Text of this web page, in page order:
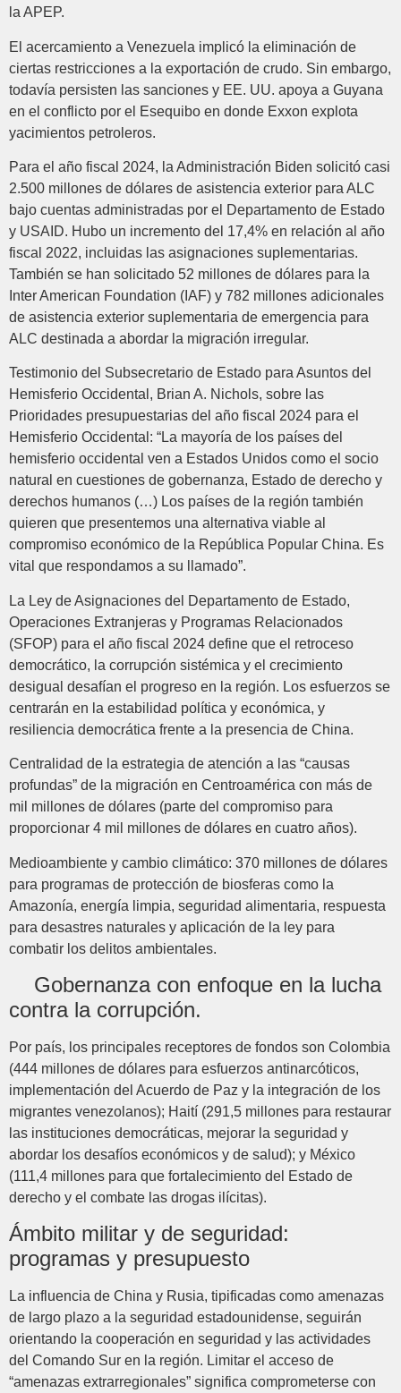
la APEP.
El acercamiento a Venezuela implicó la eliminación de
ciertas restricciones a la exportación de crudo. Sin embargo,
todavía persisten las sanciones y EE. UU. apoya a Guyana
en el conflicto por el Esequibo en donde Exxon explota
yacimientos petroleros.
Para el año fiscal 2024, la Administración Biden solicitó casi
2.500 millones de dólares de asistencia exterior para ALC
bajo cuentas administradas por el Departamento de Estado
y USAID. Hubo un incremento del 17,4% en relación al año
fiscal 2022, incluidas las asignaciones suplementarias.
También se han solicitado 52 millones de dólares para la
Inter American Foundation (IAF) y 782 millones adicionales
de asistencia exterior suplementaria de emergencia para
ALC destinada a abordar la migración irregular.
Testimonio del Subsecretario de Estado para Asuntos del
Hemisferio Occidental, Brian A. Nichols, sobre las
Prioridades presupuestarias del año fiscal 2024 para el
Hemisferio Occidental: “La mayoría de los países del
hemisferio occidental ven a Estados Unidos como el socio
natural en cuestiones de gobernanza, Estado de derecho y
derechos humanos (…) Los países de la región también
quieren que presentemos una alternativa viable al
compromiso económico de la República Popular China. Es
vital que respondamos a su llamado”.
La Ley de Asignaciones del Departamento de Estado,
Operaciones Extranjeras y Programas Relacionados
(SFOP) para el año fiscal 2024 define que el retroceso
democrático, la corrupción sistémica y el crecimiento
desigual desafían el progreso en la región. Los esfuerzos se
centrarán en la estabilidad política y económica, y
resiliencia democrática frente a la presencia de China.
Centralidad de la estrategia de atención a las “causas
profundas” de la migración en Centroamérica con más de
mil millones de dólares (parte del compromiso para
proporcionar 4 mil millones de dólares en cuatro años).
Medioambiente y cambio climático: 370 millones de dólares
para programas de protección de biosferas como la
Amazonía, energía limpia, seguridad alimentaria, respuesta
para desastres naturales y aplicación de la ley para
combatir los delitos ambientales.
Gobernanza con enfoque en la lucha
contra la corrupción.
Por país, los principales receptores de fondos son Colombia
(444 millones de dólares para esfuerzos antinarcóticos,
implementación del Acuerdo de Paz y la integración de los
migrantes venezolanos); Haití (291,5 millones para restaurar
las instituciones democráticas, mejorar la seguridad y
abordar los desafíos económicos y de salud); y México
(111,4 millones para que fortalecimiento del Estado de
derecho y el combate las drogas ilícitas).
Ámbito militar y de seguridad:
programas y presupuesto
La influencia de China y Rusia, tipificadas como amenazas
de largo plazo a la seguridad estadounidense, seguirán
orientando la cooperación en seguridad y las actividades
del Comando Sur en la región. Limitar el acceso de
“amenazas extrarregionales” significa comprometerse con